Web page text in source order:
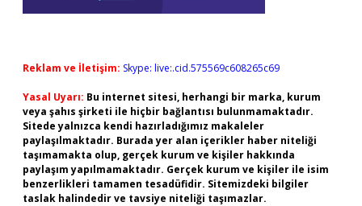
Reklam ve İletişim: Skype: live:.cid.575569c608265c69
Yasal Uyarı: Bu internet sitesi, herhangi bir marka, kurum
veya şahıs şirketi ile hiçbir bağlantısı bulunmamaktadır.
Sitede yalnızca kendi hazırladığımız makaleler
paylaşılmaktadır. Burada yer alan içerikler haber niteliği
taşımamakta olup, gerçek kurum ve kişiler hakkında
paylaşım yapılmamaktadır. Gerçek kurum ve kişiler ile isim
benzerlikleri tamamen tesadüfidir. Sitemizdeki bilgiler
taslak halindedir ve tavsiye niteliği taşımazlar.